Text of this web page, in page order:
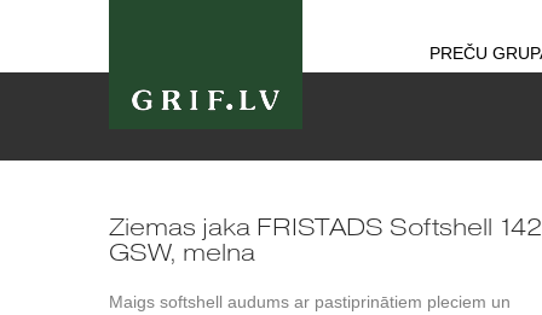
PREČU
Ziemas jaka FRISTADS Softshell
GSW, melna
Maigs softshell audums ar pastiprinātiem pleciem un